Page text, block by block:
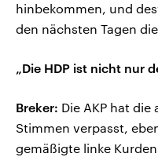
hinbekommen, und
den nächsten Tagen
„Die HDP ist nicht nur
Breker: Die AKP hat
Stimmen verpasst,
gemäßigte linke